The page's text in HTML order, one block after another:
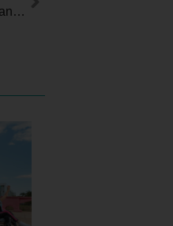
Jornalista Guilherme Kalel lança novo romance “Coração de Cristal”